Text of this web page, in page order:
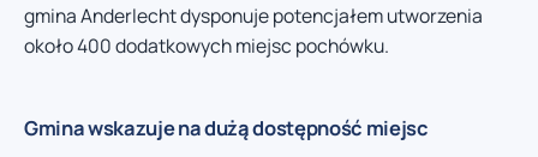
gmina Anderlecht dysponuje potencjałem utworzenia
około 400 dodatkowych miejsc pochówku.
Gmina wskazuje na dużą dostępność miejsc